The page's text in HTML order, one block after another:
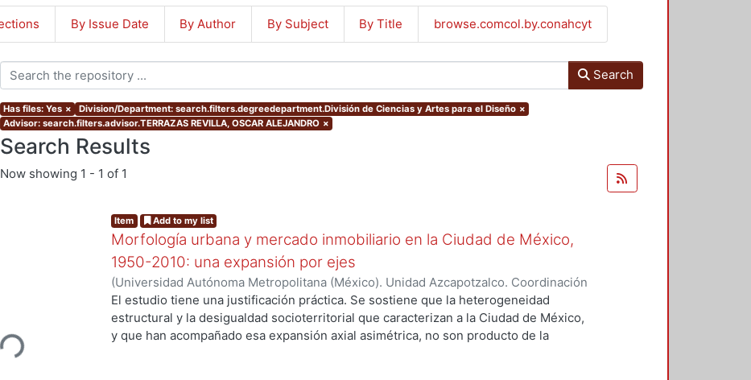
By Issue Date By Author By Subject By Title browse.comcol.by.conahcyt
Search
Has files: Yes × Division/Department: search.filters.degreedepartment.División de Ciencias y Artes para el Diseño ×
Advisor: search.filters.advisor.TERRAZAS REVILLA, OSCAR ALEJANDRO ×
Search Results
Now showing 1 - 1 of 1
Loading...
Item Add to my list
Morfología urbana y mercado inmobiliario en la Ciudad de México,
1950-2010: una expansión por ejes
(Universidad Autónoma Metropolitana (México). Unidad Azcapotzalco. Coordinación
de Servicios de Información.,2016-05-25 )Ejea Mendoza, Guillermo
El estudio tiene una justificación práctica. Se sostiene que la heterogeneidad
estructural y la desigualdad socioterritorial que caracterizan a la Ciudad de México,
y que han acompañado esa expansión axial asimétrica, no son producto de la